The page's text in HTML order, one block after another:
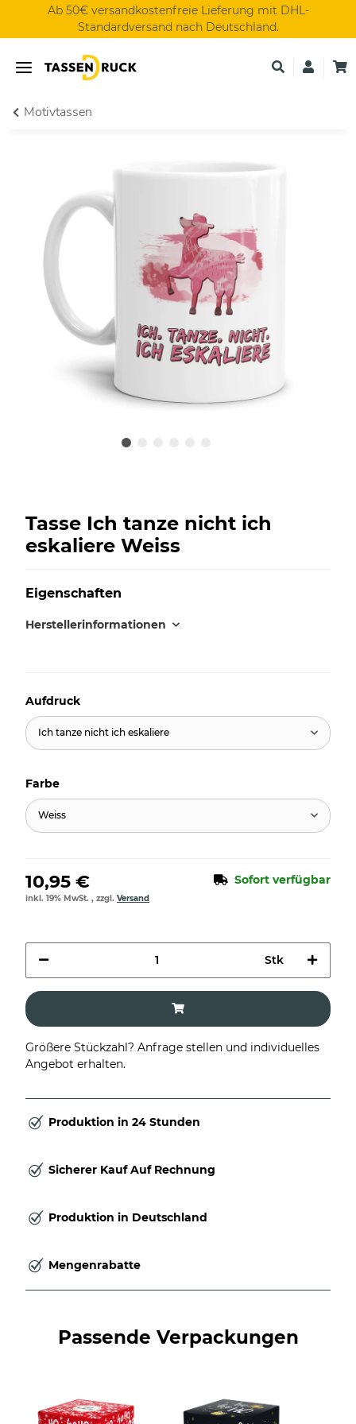
Ab 50€ versandkostenfreie Lieferung mit DHL-
Standardversand nach Deutschland.
Motivtassen
Tasse Ich tanze nicht ich
eskaliere Weiss
Eigenschaften
Herstellerinformationen
Aufdruck
Ich tanze nicht ich eskaliere
Farbe
Weiss
10,95 € Sofort verfügbar
inkl. 19% MwSt. , zzgl. Versand
Stk
Größere Stückzahl? Anfrage stellen und individuelles
Angebot erhalten.
Produktion in 24 Stunden
Sicherer Kauf Auf Rechnung
Produktion in Deutschland
Mengenrabatte
Passende Verpackungen